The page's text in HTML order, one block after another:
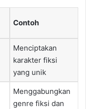
Contoh
Menciptakan
karakter fiksi
yang unik
Menggabungkan
genre fiksi dan